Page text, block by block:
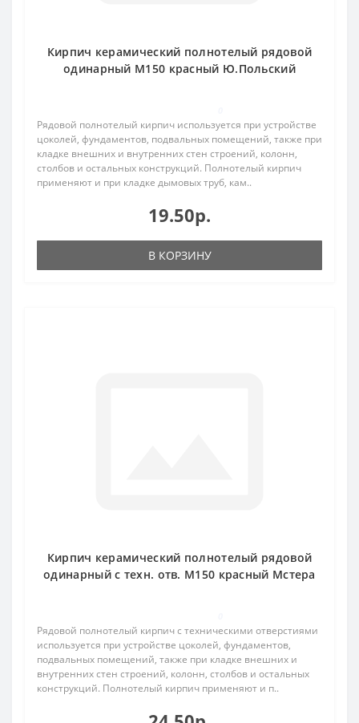
Кирпич керамический полнотелый рядовой
одинарный М150 красный Ю.Польский
Рядовой полнотелый кирпич используется при устройстве
цоколей, фундаментов, подвальных помещений, также при
кладке внешних и внутренних стен строений, колонн,
столбов и остальных конструкций. Полнотелый кирпич
применяют и при кладке дымовых труб, кам..
19.50р.
В КОРЗИНУ
Кирпич керамический полнотелый рядовой
одинарный с техн. отв. М150 красный Мстера
Рядовой полнотелый кирпич с техническими отверстиями
используется при устройстве цоколей, фундаментов,
подвальных помещений, также при кладке внешних и
внутренних стен строений, колонн, столбов и остальных
конструкций. Полнотелый кирпич применяют и п..